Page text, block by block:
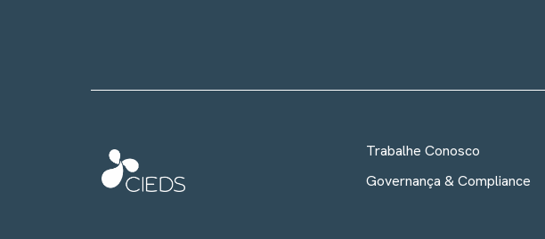
Trabalhe Conosco
Governança & Compliance